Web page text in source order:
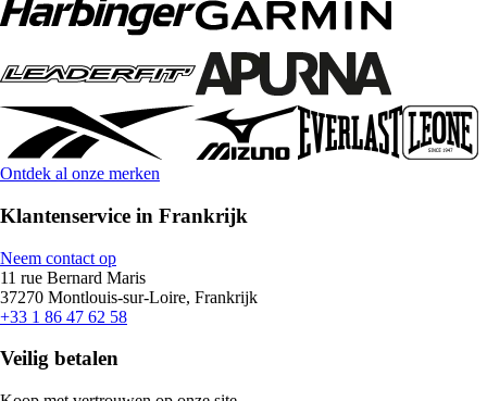
Ontdek al onze merken
Klantenservice in Frankrijk
Neem contact op
11 rue Bernard Maris
37270 Montlouis-sur-Loire, Frankrijk
+33 1 86 47 62 58
Veilig betalen